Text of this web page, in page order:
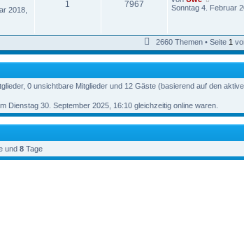
a
B
t
r
a
2018,
1 7967
e
t
e
B
i
t
a
g
Sonntag 4. Februar
2660 Themen • Seite 1
0 unsichtbare Mitglieder und 12 Gäste (basierend auf den
Dienstag 30. September 2025, 16:10 gleichzeitig online waren.
und 8 Tage